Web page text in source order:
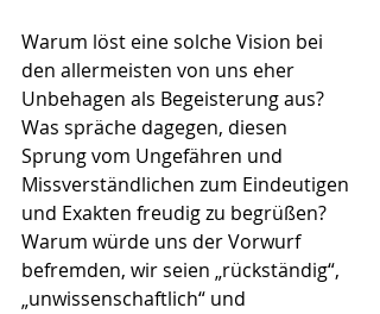
Warum löst eine solche Vision bei
den allermeisten von uns eher
Unbehagen als Begeisterung aus?
Was spräche dagegen, diesen
Sprung vom Ungefähren und
Missverständlichen zum Eindeutigen
und Exakten freudig zu begrüßen?
Warum würde uns der Vorwurf
befremden, wir seien „rückständig“,
„unwissenschaftlich“ und